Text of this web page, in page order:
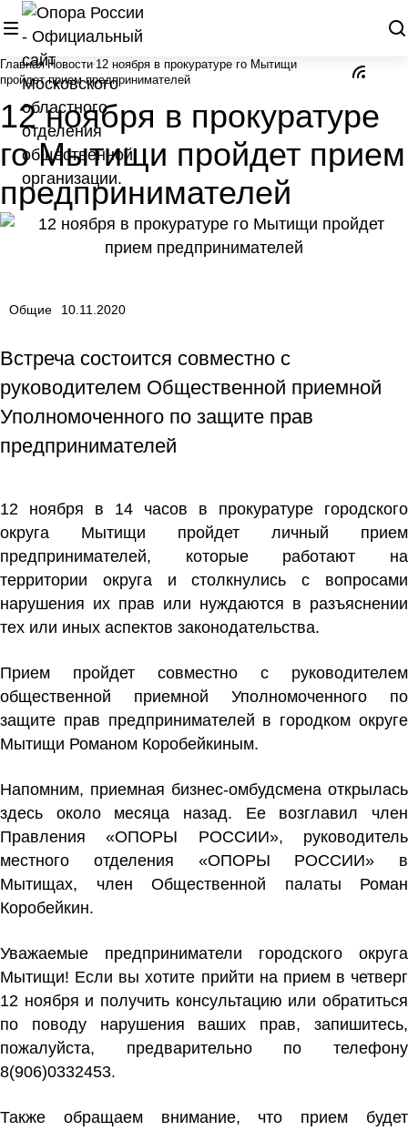
Главная Новости 12 ноября в прокуратуре го Мытищи
пройдет прием предпринимателей
12 ноября в прокуратуре
го Мытищи пройдет прием
предпринимателей
Общие 10.11.2020
Встреча состоится совместно с
руководителем Общественной приемной
Уполномоченного по защите прав
предпринимателей
12 ноября в 14 часов в прокуратуре городского
округа Мытищи пройдет личный прием
предпринимателей, которые работают на
территории округа и столкнулись с вопросами
нарушения их прав или нуждаются в разъяснении
тех или иных аспектов законодательства.
Прием пройдет совместно с руководителем
общественной приемной Уполномоченного по
защите прав предпринимателей в городком округе
Мытищи Романом Коробейкиным.
Напомним, приемная бизнес-омбудсмена открылась
здесь около месяца назад. Ее возглавил член
Правления «ОПОРЫ РОССИИ», руководитель
местного отделения «ОПОРЫ РОССИИ» в
Мытищах, член Общественной палаты Роман
Коробейкин.
Уважаемые предприниматели городского округа
Мытищи! Если вы хотите прийти на прием в четверг
12 ноября и получить консультацию или обратиться
по поводу нарушения ваших прав, запишитесь,
пожалуйста, предварительно по телефону
8(906)0332453.
Также обращаем внимание, что прием будет